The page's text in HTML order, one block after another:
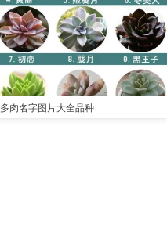
多肉名字图片大全品种